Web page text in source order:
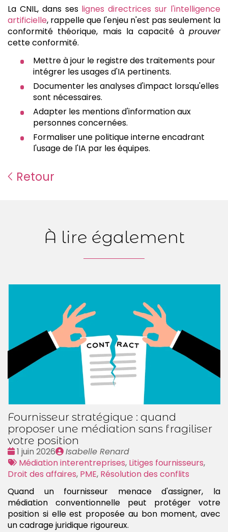
La CNIL, dans ses lignes directrices sur l'intelligence
artificielle, rappelle que l'enjeu n'est pas seulement la
conformité théorique, mais la capacité à prouver
cette conformité.
Mettre à jour le registre des traitements pour
intégrer les usages d'IA pertinents.
Documenter les analyses d'impact lorsqu'elles
sont nécessaires.
Adapter les mentions d'information aux
personnes concernées.
Formaliser une politique interne encadrant
l'usage de l'IA par les équipes.
Retour
À lire également
Fournisseur stratégique : quand
proposer une médiation sans fragiliser
votre position
Date
:
1 juin 2026
Publié
par
Isabelle Renard
Tags
:
Médiation interentreprises, Litiges fournisseurs,
Droit des affaires, PME, Résolution des conflits
Quand un fournisseur menace d'assigner, la
médiation conventionnelle peut protéger votre
position si elle est proposée au bon moment, avec
un cadrage juridique rigoureux.